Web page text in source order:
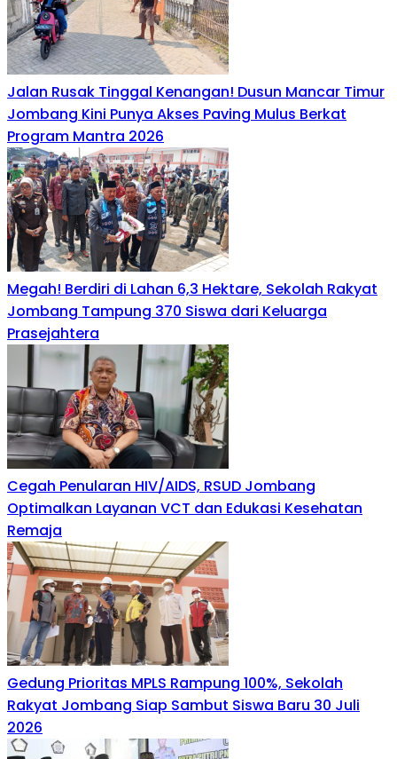
Jalan Rusak Tinggal Kenangan! Dusun Mancar Timur
Jombang Kini Punya Akses Paving Mulus Berkat
Program Mantra 2026
Megah! Berdiri di Lahan 6,3 Hektare, Sekolah Rakyat
Jombang Tampung 370 Siswa dari Keluarga
Prasejahtera
Cegah Penularan HIV/AIDS, RSUD Jombang
Optimalkan Layanan VCT dan Edukasi Kesehatan
Remaja
Gedung Prioritas MPLS Rampung 100%, Sekolah
Rakyat Jombang Siap Sambut Siswa Baru 30 Juli
2026